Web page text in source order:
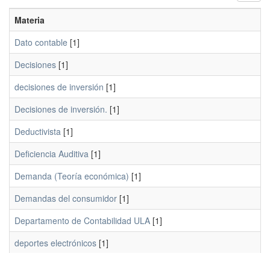
Materia
Dato contable [1]
Decisiones [1]
decisiones de inversión [1]
Decisiones de inversión. [1]
Deductivista [1]
Deficiencia Auditiva [1]
Demanda (Teoría económica) [1]
Demandas del consumidor [1]
Departamento de Contabilidad ULA [1]
deportes electrónicos [1]